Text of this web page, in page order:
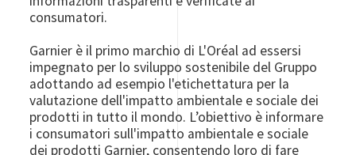
consumatori.
Garnier è il primo marchio di L'Oréal ad essersi
impegnato per lo sviluppo sostenibile del Gruppo
adottando ad esempio l'etichettatura per la
valutazione dell'impatto ambientale e sociale dei
prodotti in tutto il mondo. L’obiettivo è informare
i consumatori sull'impatto ambientale e sociale
dei prodotti Garnier, consentendo loro di fare